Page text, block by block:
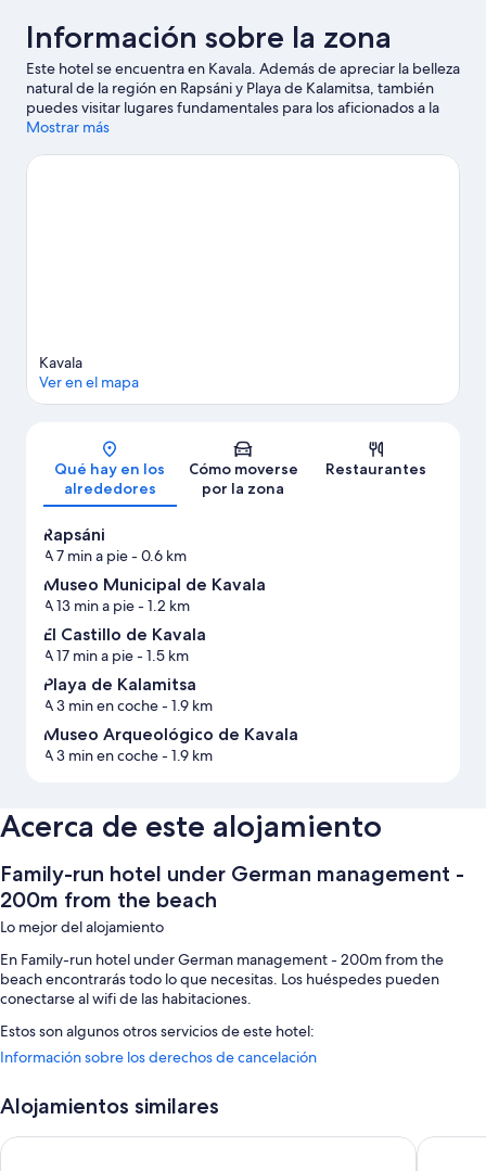
Información sobre la zona
Este hotel se encuentra en Kavala. Además de apreciar la belleza
natural de la región en Rapsáni y Playa de Kalamitsa, también
puedes visitar lugares fundamentales para los aficionados a la
cultura, como Museo del Tabaco y Museo Histórico y Etnológico
Mostrar más
Mapa
Kavala
Ver en el mapa
Qué hay en los
alrededores
Cómo moverse
por la zona
Restaurantes
Rapsáni
A 7 min a pie- 0.6 km
Museo Municipal de Kavala
A 13 min a pie- 1.2 km
El Castillo de Kavala
A 17 min a pie- 1.5 km
Playa de Kalamitsa
A 3 min en coche- 1.9 km
Museo Arqueológico de Kavala
A 3 min en coche- 1.9 km
Acerca de este alojamiento
Family-run hotel under German management -
200m from the beach
Lo mejor del alojamiento
En Family-run hotel under German management - 200m from the
beach encontrarás todo lo que necesitas. Los huéspedes pueden
conectarse al wifi de las habitaciones.
Estos son algunos otros servicios de este hotel:
Espacios sin humos
Características de la habitación
- 200m from the beach brindan comodidades tales como aire
Información sobre los derechos de cancelación
Alojamientos similares
Blue Bay Hotel Agriani